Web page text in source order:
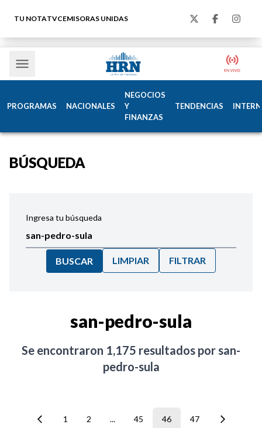
TU NOTATVCEMISORAS UNIDAS
PROGRAMAS NACIONALES
NEGOCIOS
Y
FINANZAS
TENDENCIAS
BÚSQUEDA
Ingresa tu búsqueda
BUSCAR LIMPIAR FILTRAR
san-pedro-sula
Se encontraron 1,175 resultados por san-
pedro-sula
1 2 ... 45 46 47